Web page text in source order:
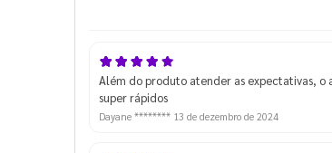
Além do produto atender as expectativas,
super rápidos
Dayane ******** 13 de dezembro de 2024